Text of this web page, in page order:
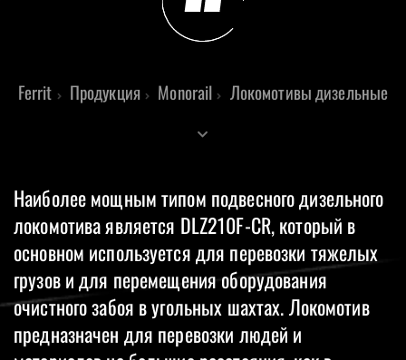
Ferrit Продукция Monorail Локомотивы дизельные
Наиболее мощным типом подвесного дизельного
локомотива является DLZ210F-CR, который в
основном используется для перевозки тяжелых
грузов и для перемещения оборудования
очистного забоя в угольных шахтах. Локомотив
предназначен для перевозки людей и